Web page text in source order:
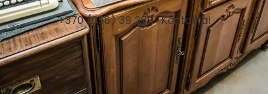
+370 (656) 39 287 Kontaktai